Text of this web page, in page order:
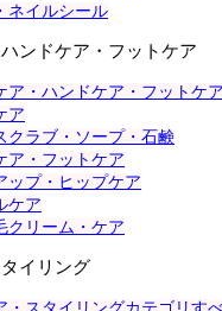
ネイルシール
ンドケア・フットケア
ア・ハンドケア・フットケ
ア
クラブ・ソープ・石鹸
ア・フットケア
ップ・ヒップケア
ケア
クリーム・ケア
イリング